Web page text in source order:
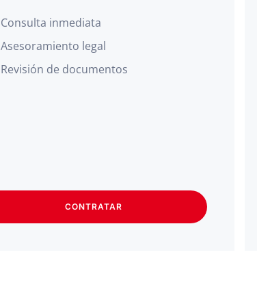
Consulta inmediata
Asesoramiento legal
Revisión de documentos
CONTRATAR